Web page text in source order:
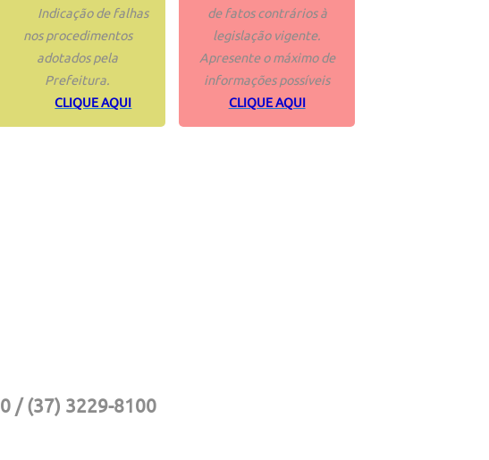
Indicação de falhas
nos procedimentos
adotados pela
Prefeitura.
CLIQUE AQUI
de fatos contrários à
legislação vigente.
Apresente o máximo de
informações possíveis
CLIQUE AQUI
/ (37) 3229-8100